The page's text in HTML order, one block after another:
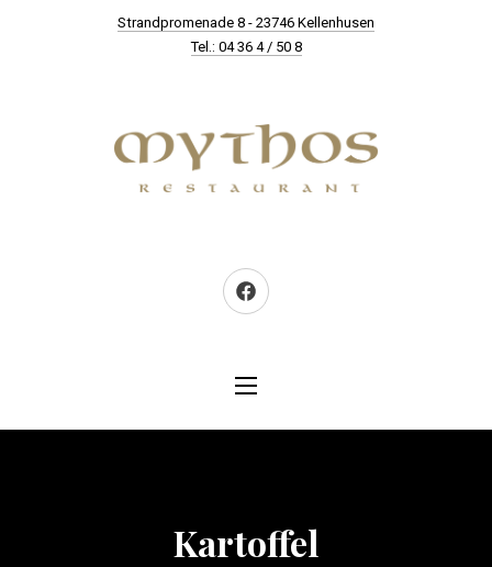
Strandpromenade 8 - 23746 Kellenhusen
Tel.: 04 36 4 / 50 8
Neues Fenster
NAVIGATION
Kartoffel